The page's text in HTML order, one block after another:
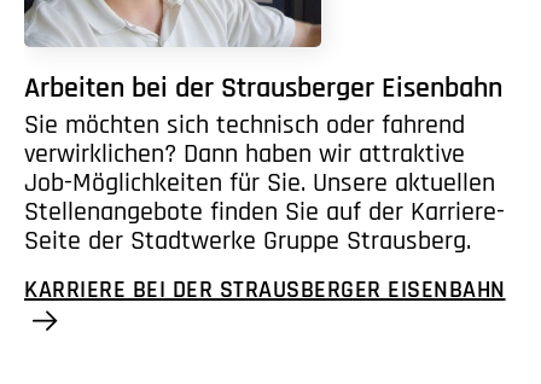
Arbeiten bei der Strausberger Eisenbahn
Sie möchten sich technisch oder fahrend
verwirklichen? Dann haben wir attraktive
Job-Möglichkeiten für Sie. Unsere aktuellen
Stellenangebote finden Sie auf der Karriere-
Seite der Stadtwerke Gruppe Strausberg.
KARRIERE BEI DER STRAUSBERGER EISENBAHN